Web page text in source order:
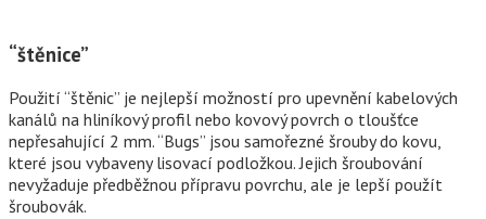
“štěnice”
Použití “štěnic” je nejlepší možností pro upevnění kabelových
kanálů na hliníkový profil nebo kovový povrch o tloušťce
nepřesahující 2 mm. “Bugs” jsou samořezné šrouby do kovu,
které jsou vybaveny lisovací podložkou. Jejich šroubování
nevyžaduje předběžnou přípravu povrchu, ale je lepší použít
šroubovák.